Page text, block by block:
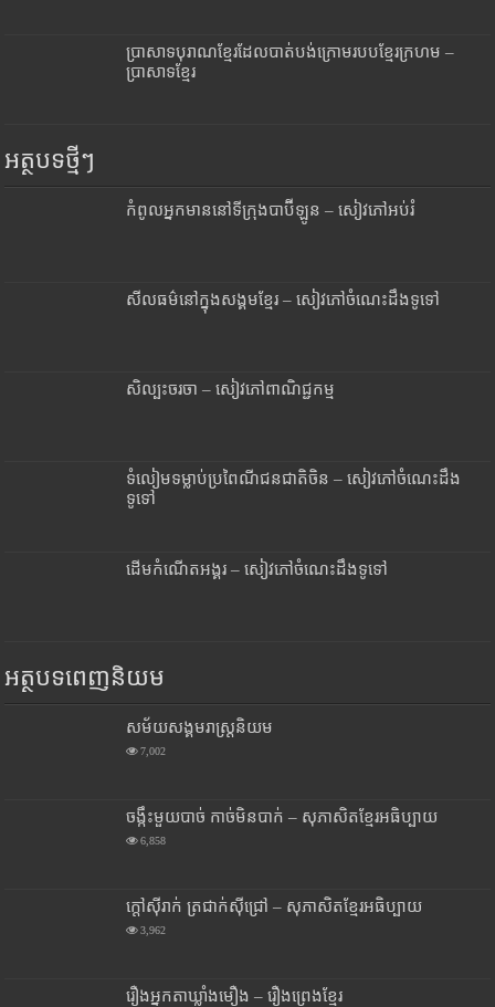
ប្រាសាទបុរាណខ្មែរដែលបាត់បង់ក្រោមរបបខ្មែរក្រហម –
ប្រាសាទខ្មែរ
អត្ថបទថ្មីៗ
កំពូលអ្នកមាននៅទីក្រុងបាប៊ីឡូន – សៀវភៅអប់រំ
សីលធម៌នៅក្នុងសង្គមខ្មែរ – សៀវភៅចំណេះដឹងទូទៅ
សិល្បះចរចា – សៀវភៅពាណិជ្ជកម្ម
ទំលៀមទម្លាប់ប្រពៃណីជនជាតិចិន – សៀវភៅចំណេះដឹង
ទូទៅ
ដើមកំណើតអង្គរ – សៀវភៅចំណេះដឹងទូទៅ
អត្ថបទពេញនិយម
សម័យសង្គមរាស្រ្តនិយម
7,002
ចង្កឹះមួយបាច់ កាច់មិនបាក់ – សុភាសិតខ្មែរអធិប្បាយ
6,858
ក្តៅស៊ីរាក់ ត្រជាក់ស៊ីជ្រៅ – សុភាសិតខ្មែរអធិប្បាយ
3,962
រឿងអ្នកតាឃ្លាំងមឿង – រឿងព្រេងខ្មែរ